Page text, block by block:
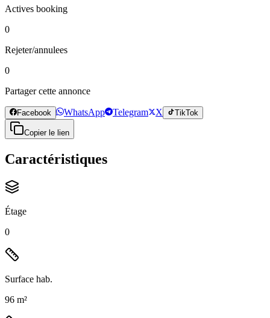
Actives booking
0
Rejeter/annulees
0
Partager cette annonce
Facebook WhatsApp Telegram X TikTok
Copier le lien
Caractéristiques
Étage
0
Surface hab.
96 m²